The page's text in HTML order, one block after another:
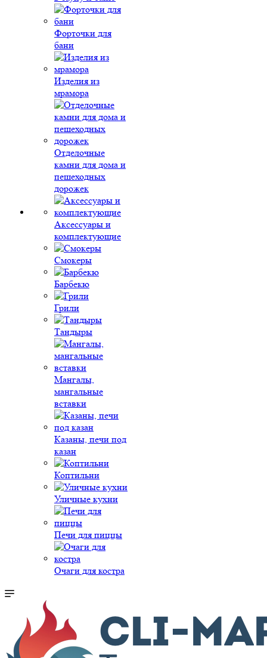
Форточки для
бани
Изделия из
мрамора
Отделочные
камни для дома и
пешеходных
дорожек
Аксессуары и
комплектующие
Смокеры
Барбекю
Грили
Тандыры
Мангалы,
мангальные
вставки
Казаны, печи под
казан
Коптильни
Уличные кухни
Печи для пиццы
Очаги для костра